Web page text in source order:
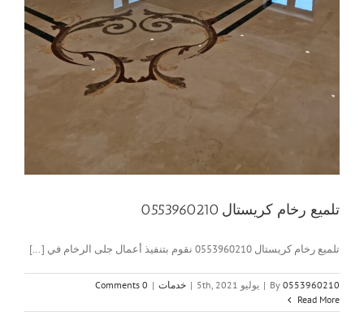
تلميع رخام كريستال 0553960210
تلميع رخام كريستال 0553960210 نقوم بتنفيذ أعمال جلى الرخام في [...]
By 0553960210
| يوليو 5th, 2021 | خدمات |
0 Comments
Read More